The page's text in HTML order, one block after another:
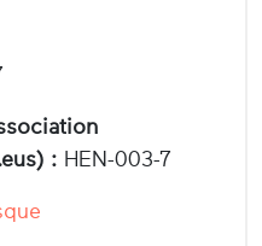
: HEN-003-7